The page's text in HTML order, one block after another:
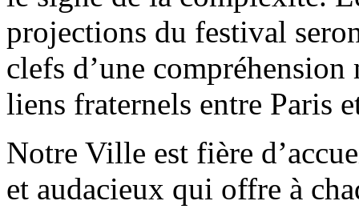
projections du festival
clefs d’une
liens fraternels entre Paris
Notre Ville est fière
et audacieux qui offre à